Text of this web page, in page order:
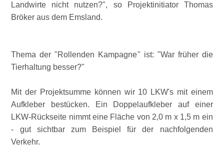
Landwirte nicht nutzen? , so Projektinitiator Thomas
Bröker aus dem Emsland.
Thema der Rollenden Kampagne ist:
War früher die
Tierhaltung besser?
Mit der Projektsumme können wir 10 LKW's mit einem
Aufkleber bestücken. Ein Doppelaufkleber auf einer
LKW-Rückseite nimmt eine Fläche von 2,0 m x 1,5 m ein
- gut sichtbar zum Beispiel für der nachfolgenden
Verkehr.